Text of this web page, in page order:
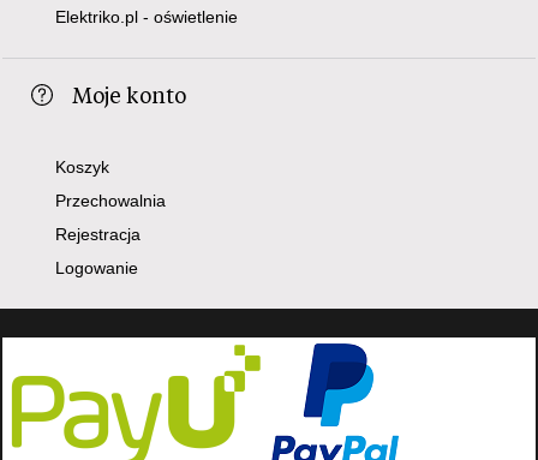
Elektriko.pl - oświetlenie
Moje konto
Koszyk
Przechowalnia
Rejestracja
Logowanie